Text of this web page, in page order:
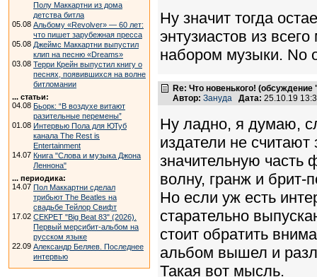
Полу Маккартни из дома
детства битла
05.08 Альбому «Revolver» — 60 лет:
что пишет зарубежная пресса
05.08 Джеймс Маккартни выпустил
клип на песню «Dreams»
03.08 Терри Крейн выпустил книгу о
песнях, появившихся на волне
битломании
... статьи:
04.08 Бьорк: “В воздухе витают
разительные перемены”
01.08 Интервью Пола для ЮТуб
канала The Rest is
Entertainment
14.07 Книга "Слова и музыка Джона
Леннона"
... периодика:
14.07 Пол Маккартни сделал
трибьют The Beatles на
свадьбе Тейлор Свифт
17.02 СЕКРЕТ "Big Beat 83" (2026).
Первый мерсибит-альбом на
русском языке
22.09 Александр Беляев. Последнее
интервью
Ну значит тогда
энтузиастов из
набором музыки. No
Re: Что новенького!
Автор: Зануда Дата: 25.10.19
Ну ладно, я думаю,
издатели не
значительную
волну, гранж и брит-
Но если уж есть
старательно
стоит обратить
альбом вышел и
Такая вот мысль.